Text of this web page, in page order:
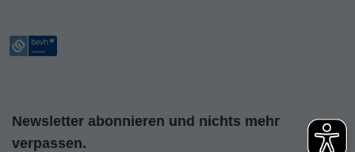
Newsletter abonnieren und nichts mehr
verpassen.